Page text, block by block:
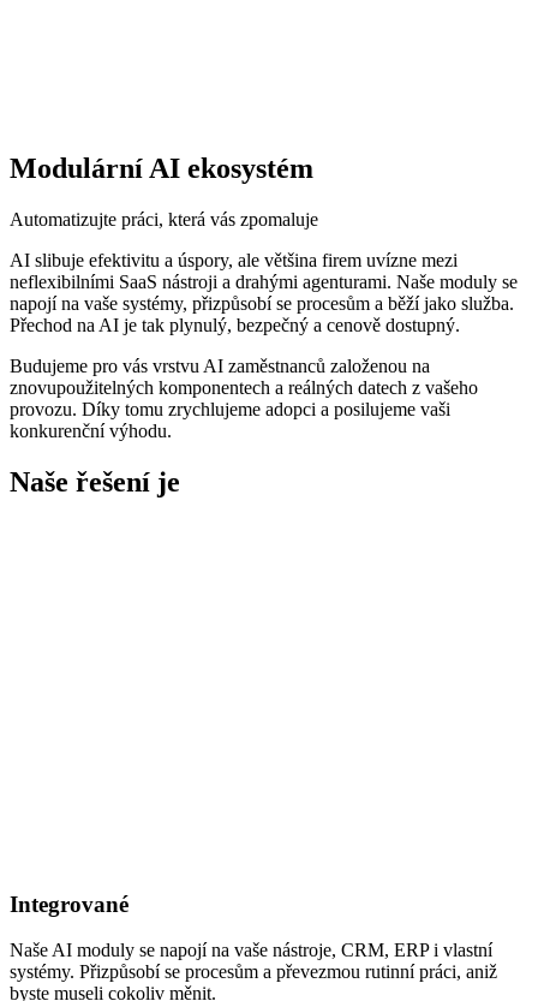
Modulární AI ekosystém
Automatizujte práci, která vás zpomaluje
AI slibuje efektivitu a úspory, ale většina firem uvízne mezi
neflexibilními SaaS nástroji a drahými agenturami. Naše moduly se
napojí na vaše systémy, přizpůsobí se procesům a běží jako služba.
Přechod na AI je tak plynulý, bezpečný a cenově dostupný.
Budujeme pro vás vrstvu AI zaměstnanců založenou na
znovupoužitelných komponentech a reálných datech z vašeho
provozu. Díky tomu zrychlujeme adopci a posilujeme vaši
konkurenční výhodu.
Naše řešení je
Integrované
Naše AI moduly se napojí na vaše nástroje, CRM, ERP i vlastní
systémy. Přizpůsobí se procesům a převezmou rutinní práci, aniž
byste museli cokoliv měnit.